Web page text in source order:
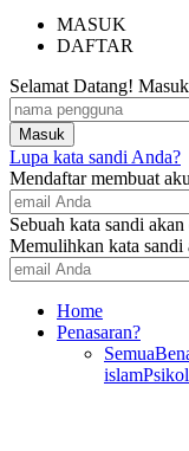
MASUK
DAFTAR
Selamat Datang!
Lupa kata sandi Anda?
Mendaftar membuat
Sebuah kata sandi
Memulihkan kata sandi
Home
Penasaran?
Semua
islam